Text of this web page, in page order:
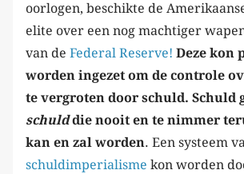
oorlogen, beschikte de
elite over een nog machtiger
van de Federal Reserve! Deze kon
worden ingezet om de controle
te vergroten door schuld. Schuld
schulddie nooit en te nimmer
kan en zal worden. Een systeem
schuldimperialisme kon worden